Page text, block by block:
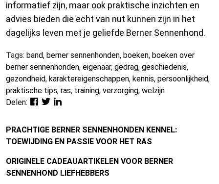
informatief zijn, maar ook praktische inzichten en
advies bieden die echt van nut kunnen zijn in het
dagelijks leven met je geliefde Berner Sennenhond.
Tags: band, berner sennenhonden, boeken, boeken over
berner sennenhonden, eigenaar, gedrag, geschiedenis,
gezondheid, karaktereigenschappen, kennis, persoonlijkheid,
praktische tips, ras, training, verzorging, welzijn
Delen:
PRACHTIGE BERNER SENNENHONDEN KENNEL:
TOEWIJDING EN PASSIE VOOR HET RAS
ORIGINELE CADEAUARTIKELEN VOOR BERNER
SENNENHOND LIEFHEBBERS